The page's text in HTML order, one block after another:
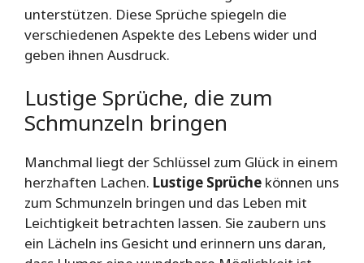
unterstützen. Diese Sprüche spiegeln die
verschiedenen Aspekte des Lebens wider und
geben ihnen Ausdruck.
Lustige Sprüche, die zum
Schmunzeln bringen
Manchmal liegt der Schlüssel zum Glück in einem
herzhaften Lachen. Lustige Sprüche können uns
zum Schmunzeln bringen und das Leben mit
Leichtigkeit betrachten lassen. Sie zaubern uns
ein Lächeln ins Gesicht und erinnern uns daran,